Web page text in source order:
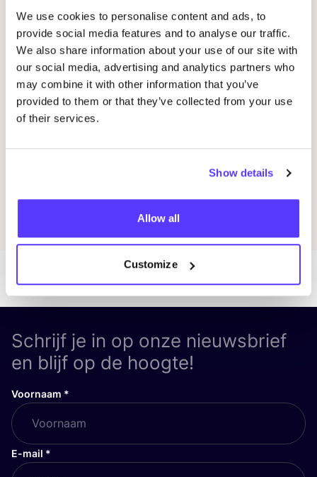
We use cookies to personalise content and ads, to
provide social media features and to analyse our traffic.
We also share information about your use of our site with
our social media, advertising and analytics partners who
may combine it with other information that you’ve
provided to them or that they’ve collected from your use
of their services.
Show details
Allow all
Customize
20 AUG
Okazi op Pukkelpop: fix je festivallook
Pukkelpop festival grounds, Kiewit, Hasselt
Kringloopwinkel Okazi Hasselt
Winkelevenement
Schrijf je in op onze nieuwsbrief
en blijf op de hoogte!
Voornaam *
E-mail *